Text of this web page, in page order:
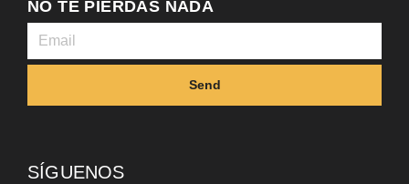
NO TE PIERDAS NADA
Send
SÍGUENOS